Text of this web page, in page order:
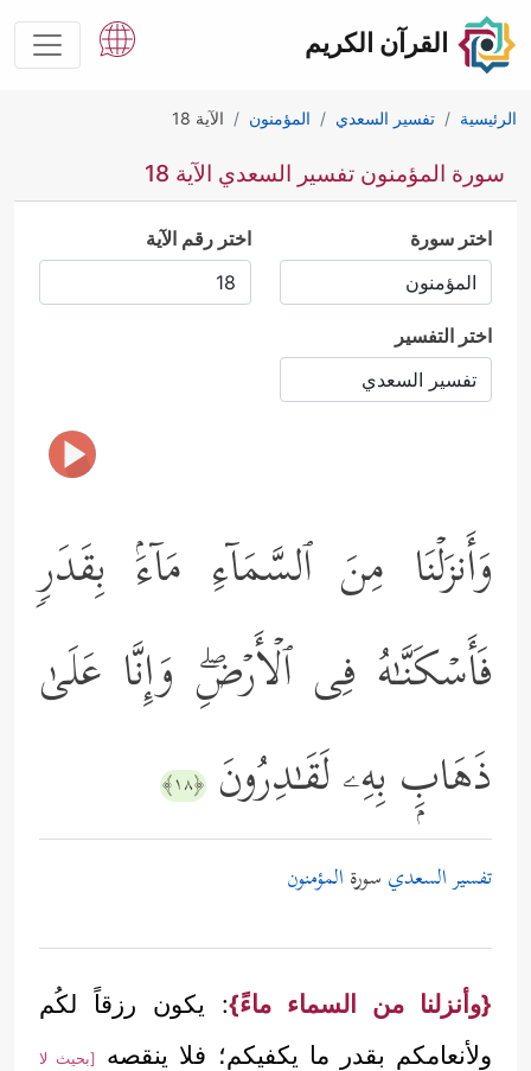
القرآن الكريم
الرئيسية تفسير السعدي المؤمنون الآية 18
سورة المؤمنون تفسير السعدي الآية 18
اختر سورة اختر رقم الآية
اختر التفسير
وَأَنزَلۡنَا مِنَ ٱلسَّمَاۤءِ مَاۤءَۢ بِقَدَرࣲ
فَأَسۡكَنَّـٰهُ فِی ٱلۡأَرۡضِۖ وَإِنَّا عَلَىٰ
ذَهَابِۭ بِهِۦ لَقَـٰدِرُونَ ﴿١٨﴾
تفسير السعدي سورة المؤمنون
{وأنزلنا من السماء ماءً}: يكون رزقاً لكُم
ولأنعامكم بقدر ما يكفيكم؛ فلا ينقصه
[بحيث لا